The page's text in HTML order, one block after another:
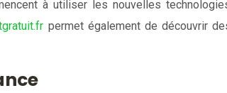
à utiliser les nouvelles
permet également de découvrir